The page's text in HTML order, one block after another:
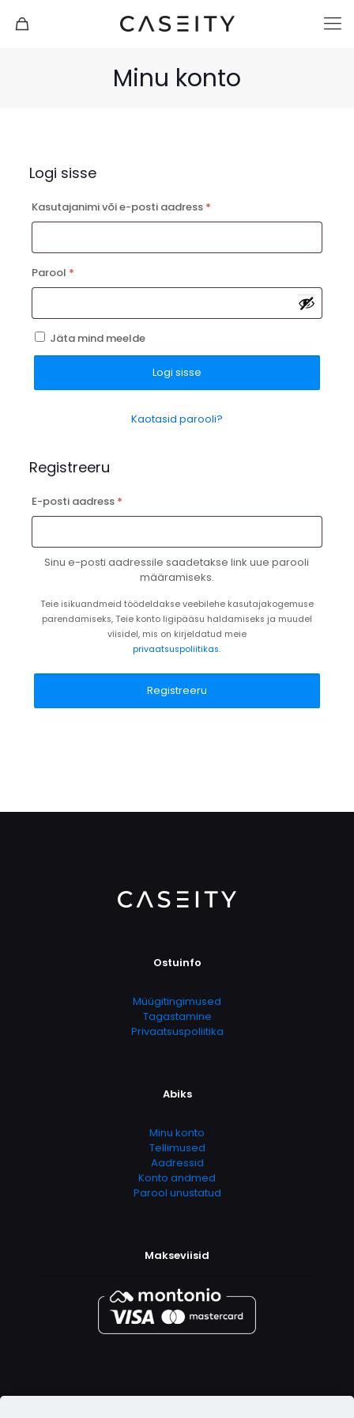
Minu konto
Logi sisse
Kasutajanimi või e-posti aadress *Nõutud
Parool *Nõutud
Jäta mind meelde
Logi sisse
Kaotasid parooli?
Registreeru
E-posti aadress *Nõutud
Sinu e-posti aadressile saadetakse link uue parooli
määramiseks.
Teie isikuandmeid töödeldakse veebilehe kasutajakogemuse
parendamiseks, Teie konto ligipääsu haldamiseks ja muudel
viisidel, mis on kirjeldatud meie
privaatsuspoliitikas.
Registreeru
Ostuinfo
Müügitingimused
Tagastamine
Privaatsuspoliitika
Abiks
Minu konto
Tellimused
Aadressid
Konto andmed
Parool unustatud
Makseviisid